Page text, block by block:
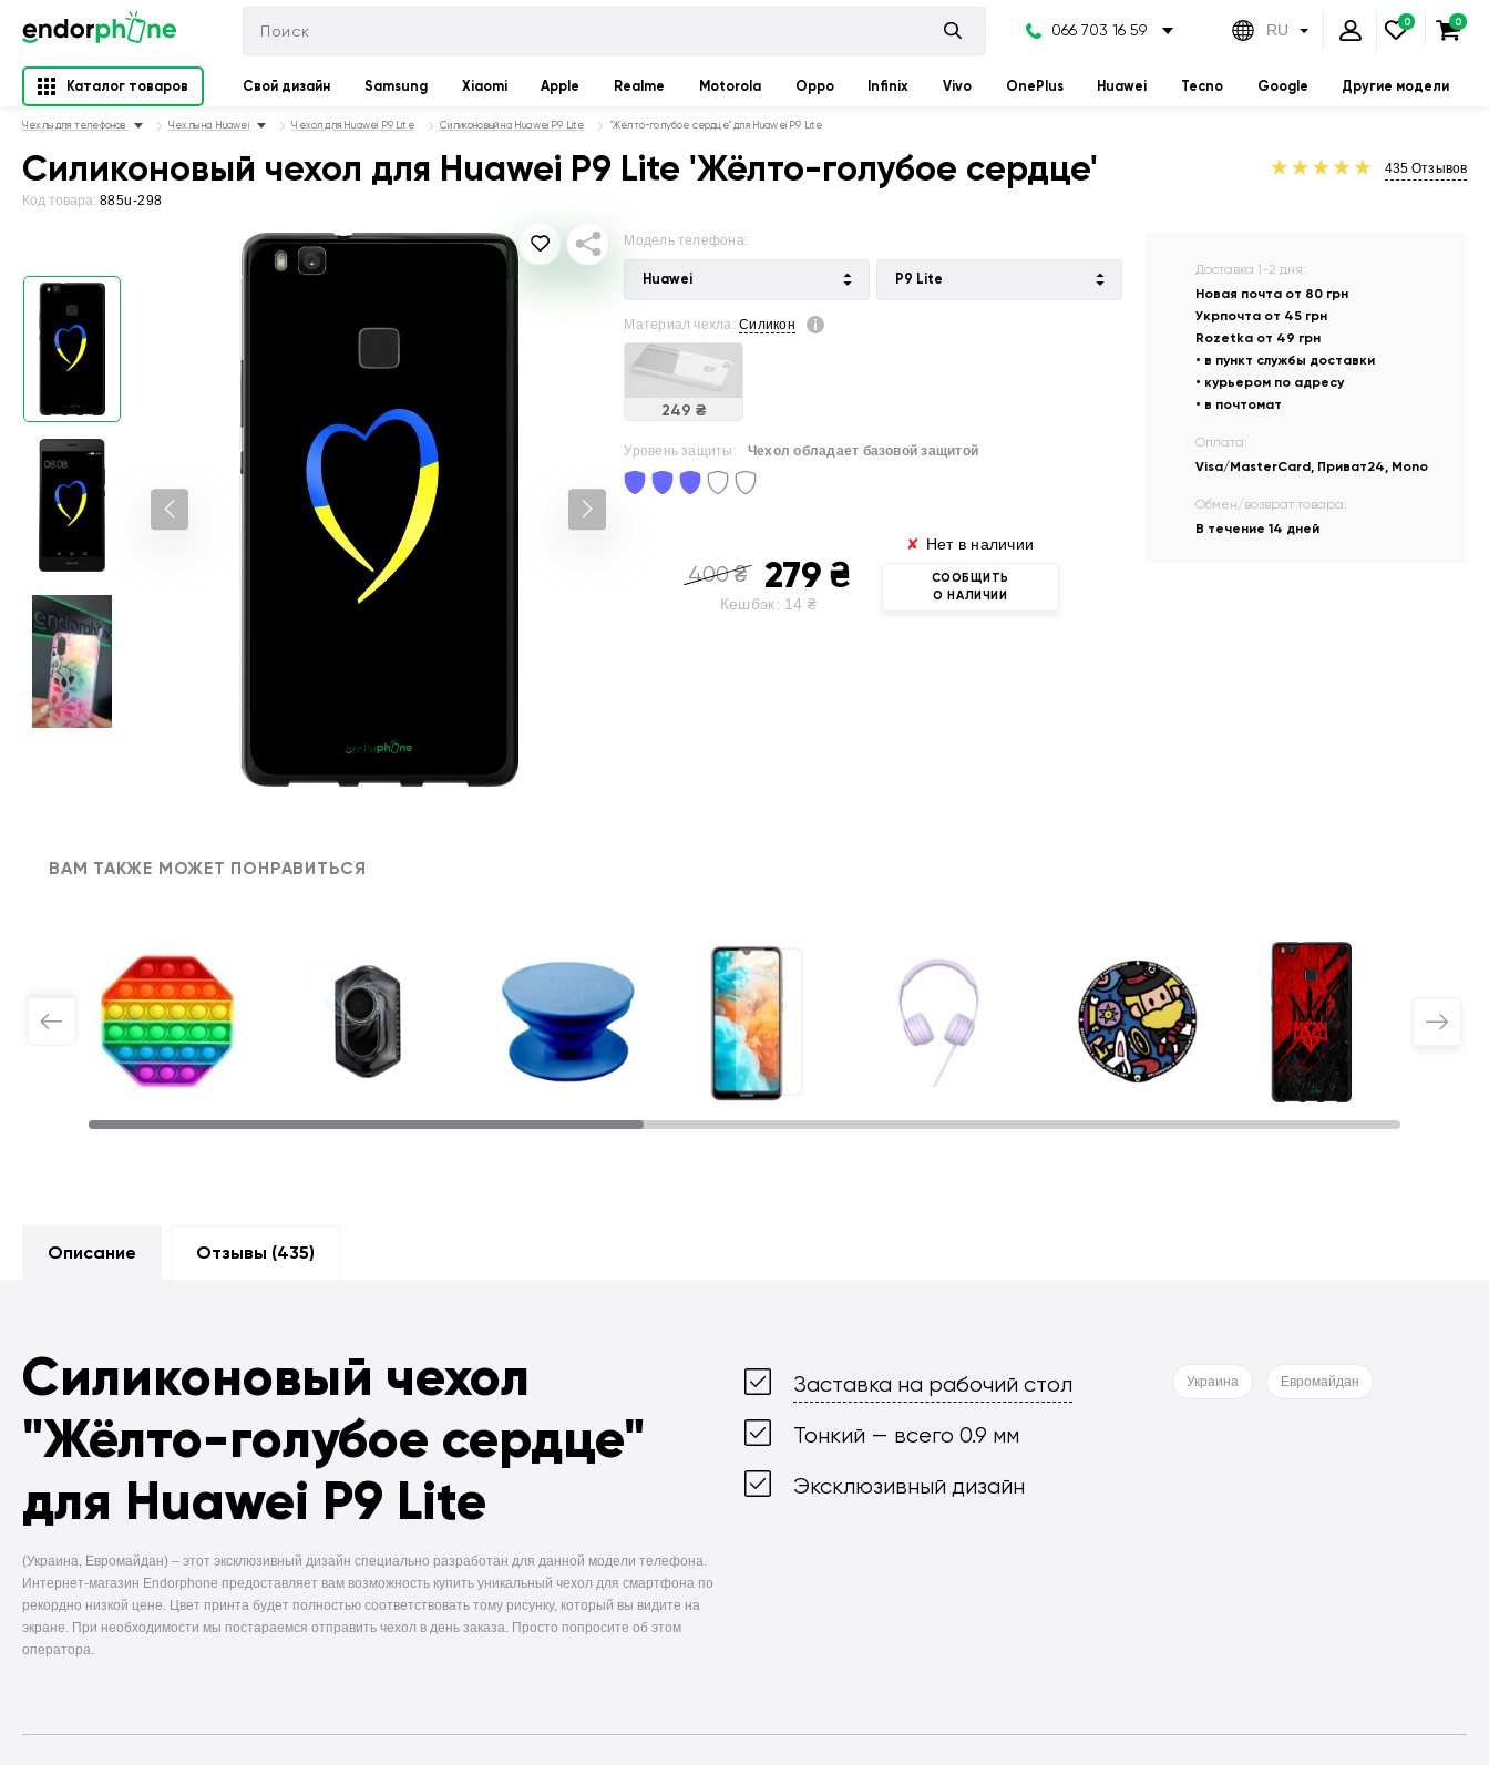
066 703 16 59 RU
Каталог товаров Свой дизайн Samsung Xiaomi Apple Realme Motorola Oppo Infinix Vivo OnePlus Huawei Tecno Google Другие модели
Чехлы для телефонов Чехлы на Huawei Чехол для Huawei P9 Lite Силиконовый на Huawei P9 Lite "Жёлто-голубое сердце" для Huawei P9 Lite
Силиконовый чехол для Huawei P9 Lite 'Жёлто-голубое сердце'
Код товара: 885u-298
435 Отзывов
Модель телефона:
Huawei P9 Lite
Материал чехла:Силикон
249 ₴
Уровень защиты: Чехол обладает базовой защитой
400₴ 279 ₴
Кешбэк: 14 ₴
✘ Нет в наличии
СООБЩИТЬ
О НАЛИЧИИ
Доставка 1-2 дня:
Новая почта от 80 грн
Укрпочта от 45 грн
Rozetka от 49 грн
• в пункт службы доставки
• курьером по адресу
• в почтомат
Оплата:
Visa/MasterCard, Приват24, Mono
Обмен/возврат товара:
В течение 14 дней
ВАМ ТАКЖЕ МОЖЕТ ПОНРАВИТЬСЯ
Описание Отзывы (435)
Силиконовый чехол
"Жёлто-голубое сердце"
для Huawei P9 Lite
(Украина, Евромайдан) – этот эксклюзивный дизайн специально разработан для данной модели телефона.
Интернет-магазин Endorphone предоставляет вам возможность купить уникальный чехол для смартфона по
рекордно низкой цене. Цвет принта будет полностью соответствовать тому рисунку, который вы видите на
экране. При необходимости мы постараемся отправить чехол в день заказа. Просто попросите об этом
оператора.
Заставка на рабочий стол
Тонкий — всего 0.9 мм
Эксклюзивный дизайн
Украина Евромайдан